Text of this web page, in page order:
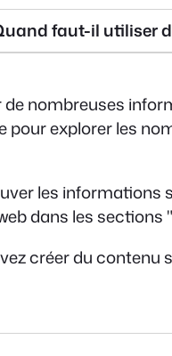
faut-il utiliser
nombreuses
pour explorer les
les informations
dans les sections
créer du